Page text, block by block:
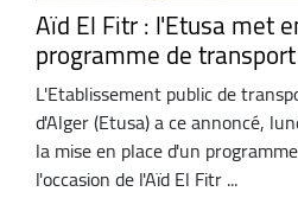
Aïd El Fitr : l'Etusa met
programme de
L'Etablissement public de
d'Alger (Etusa) a ce annoncé,
la mise en place d'un
l'occasion de l'Aïd El Fitr ...